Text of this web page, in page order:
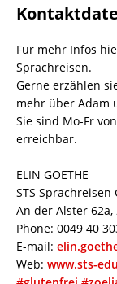
Für mehr Infos
Sprachreisen.
Gerne erzählen
mehr über Adam
Sie sind Mo-Fr
erreichbar.
ELIN GOETHE
STS Sprachreisen
An der Alster
Phone: 0049 40
E-mail:
Web: www.sts-